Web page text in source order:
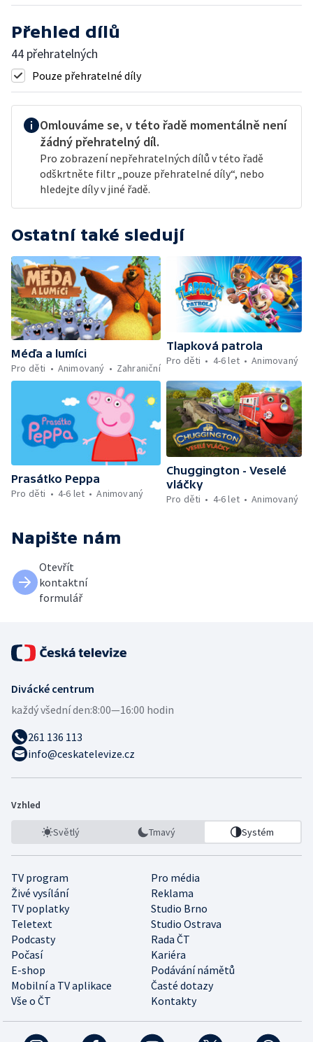
Přehled dílů
44 přehratelných
Pouze přehratelné díly
Omlouváme se, v této řadě momentálně není
žádný přehratelný díl.
Pro zobrazení nepřehratelných dílů v této řadě
odškrtněte filtr „pouze přehratelné díly“, nebo
hledejte díly v jiné řadě.
Ostatní také sledují
Méďa a lumíci
Pro děti
Animovaný Zahraniční
Tlapková patrola
Pro děti
4-6 let Animovaný
Prasátko Peppa
Pro děti
4-6 let Animovaný
Chuggington - Veselé
vláčky
Pro děti
4-6 let Animovaný
Napište nám
Otevřít
kontaktní
formulář
Divácké centrum
každý všední den:8:00—16:00 hodin
261 136 113
info@ceskatelevize.cz
Vzhled
Světlý Tmavý Systém
TV program
Pro média
Živé vysílání
Reklama
TV poplatky
Studio Brno
Teletext
Studio Ostrava
Podcasty
Rada ČT
Počasí
Kariéra
E-shop
Podávání námětů
Mobilní a TV aplikace
Časté dotazy
Vše o ČT
Kontakty